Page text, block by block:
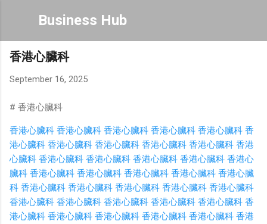
Skip to main content
Business Hub
香港心臟科
September 16, 2025
# 香港心臟科
香港心臟科 香港心臟科 香港心臟科 香港心臟科 香港心臟科 香
港心臟科 香港心臟科 香港心臟科 香港心臟科 香港心臟科 香港
心臟科 香港心臟科 香港心臟科 香港心臟科 香港心臟科 香港心
臟科 香港心臟科 香港心臟科 香港心臟科 香港心臟科 香港心臟
科 香港心臟科 香港心臟科 香港心臟科 香港心臟科 香港心臟科
香港心臟科 香港心臟科 香港心臟科 香港心臟科 香港心臟科 香
港心臟科 香港心臟科 香港心臟科 香港心臟科 香港心臟科 香港